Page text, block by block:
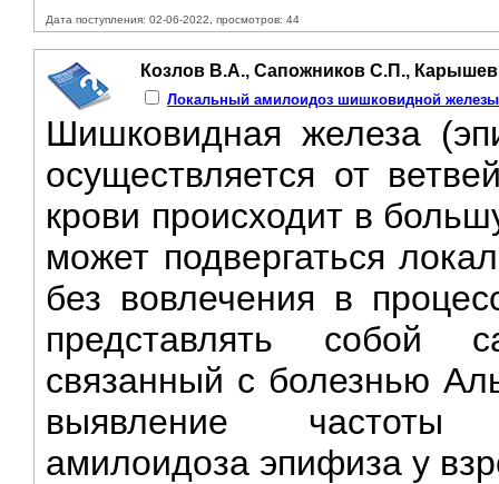
Дата поступления: 02-06-2022, просмотров: 44
Козлов В.А., Сапожников С.П.,
Локальный амилоидоз шишковидной железы
Шишковидная железа
осуществляется от
крови происходит в
может подвергаться
без вовлечения в
представлять собой
связанный с болезнью
выявление частоты
амилоидоза эпифиза у